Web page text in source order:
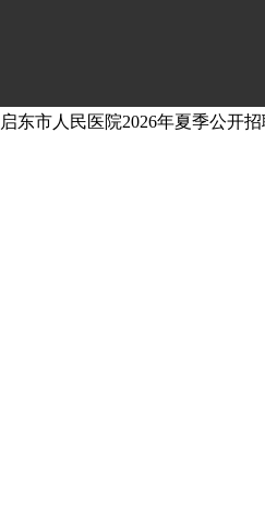
启东市人民医院2026年夏季公开